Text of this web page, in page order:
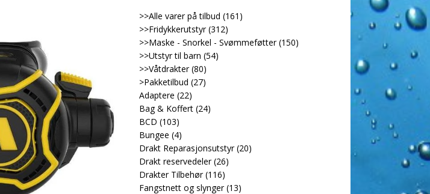
>>Alle varer på tilbud (161)
>>Fridykkerutstyr (312)
>>Maske - Snorkel - Svømmeføtter (150)
>>Utstyr til barn (54)
>>Våtdrakter (80)
>Pakketilbud (27)
Adaptere (22)
Bag & Koffert (24)
BCD (103)
Bungee (4)
Drakt Reparasjonsutstyr (20)
Drakt reservedeler (26)
Drakter Tilbehør (116)
Fangstnett og slynger (13)